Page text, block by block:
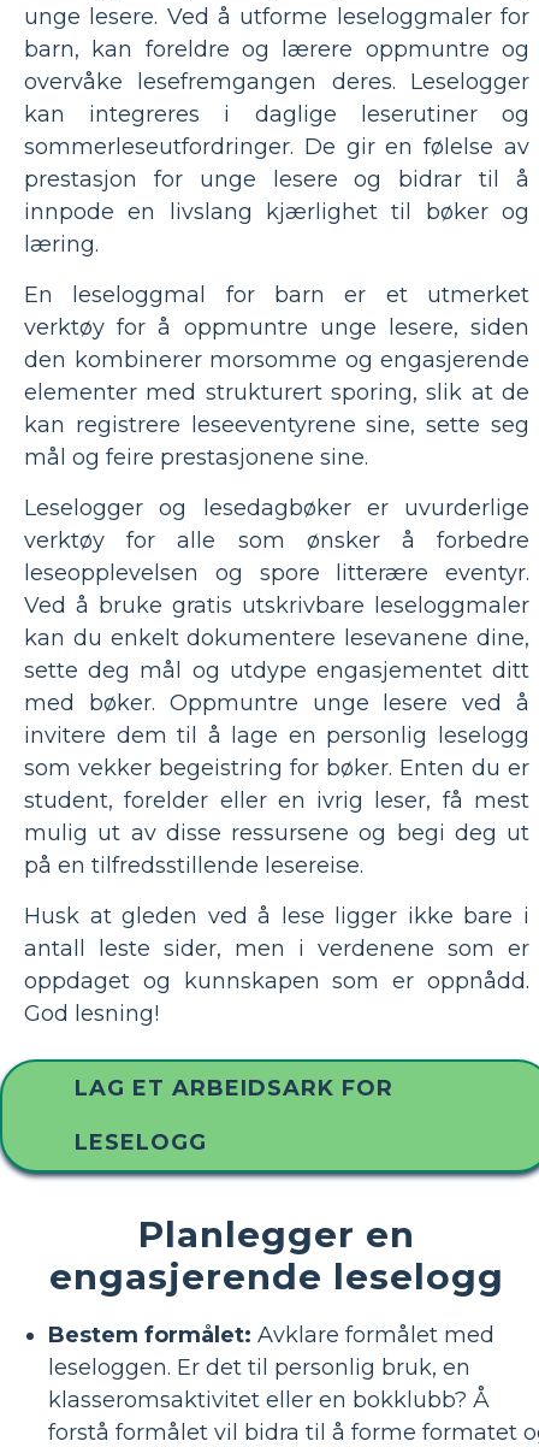
unge lesere. Ved å utforme leseloggmaler for
barn, kan foreldre og lærere oppmuntre og
overvåke lesefremgangen deres. Leselogger
kan integreres i daglige leserutiner og
sommerleseutfordringer. De gir en følelse av
prestasjon for unge lesere og bidrar til å
innpode en livslang kjærlighet til bøker og
læring.
En leseloggmal for barn er et utmerket
verktøy for å oppmuntre unge lesere, siden
den kombinerer morsomme og engasjerende
elementer med strukturert sporing, slik at de
kan registrere leseeventyrene sine, sette seg
mål og feire prestasjonene sine.
Leselogger og lesedagbøker er uvurderlige
verktøy for alle som ønsker å forbedre
leseopplevelsen og spore litterære eventyr.
Ved å bruke gratis utskrivbare leseloggmaler
kan du enkelt dokumentere lesevanene dine,
sette deg mål og utdype engasjementet ditt
med bøker. Oppmuntre unge lesere ved å
invitere dem til å lage en personlig leselogg
som vekker begeistring for bøker. Enten du er
student, forelder eller en ivrig leser, få mest
mulig ut av disse ressursene og begi deg ut
på en tilfredsstillende lesereise.
Husk at gleden ved å lese ligger ikke bare i
antall leste sider, men i verdenene som er
oppdaget og kunnskapen som er oppnådd.
God lesning!
LAG ET ARBEIDSARK FOR
LESELOGG
Planlegger en
engasjerende leselogg
Bestem formålet: Avklare formålet med
leseloggen. Er det til personlig bruk, en
klasseromsaktivitet eller en bokklubb? Å
forstå formålet vil bidra til å forme formatet